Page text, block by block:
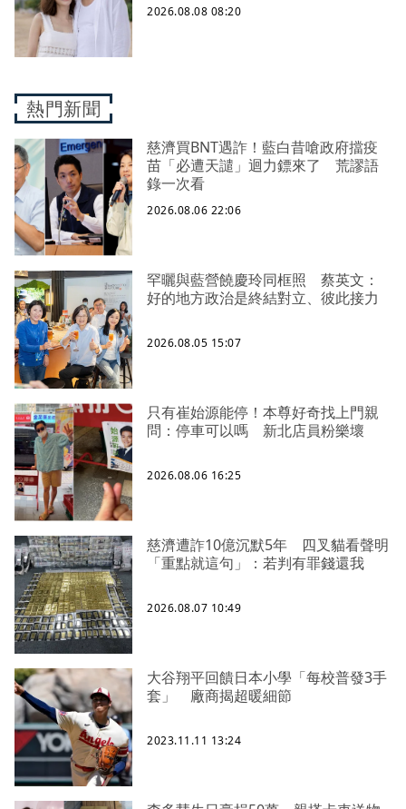
2026.08.08 08:20
熱門新聞
慈濟買BNT遇詐！藍白昔嗆政府擋疫
苗「必遭天譴」迴力鏢來了 荒謬語
錄一次看
2026.08.06 22:06
罕曬與藍營饒慶玲同框照 蔡英文：
好的地方政治是終結對立、彼此接力
2026.08.05 15:07
只有崔始源能停！本尊好奇找上門親
問：停車可以嗎 新北店員粉樂壞
2026.08.06 16:25
慈濟遭詐10億沉默5年 四叉貓看聲明
「重點就這句」：若判有罪錢還我
2026.08.07 10:49
大谷翔平回饋日本小學「每校普發3手
套」 廠商揭超暖細節
2023.11.11 13:24